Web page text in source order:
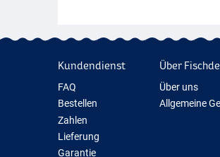
Kundendienst
FAQ
Bestellen
Zahlen
Lieferung
Garantie
Über
Über uns
Allgemeine